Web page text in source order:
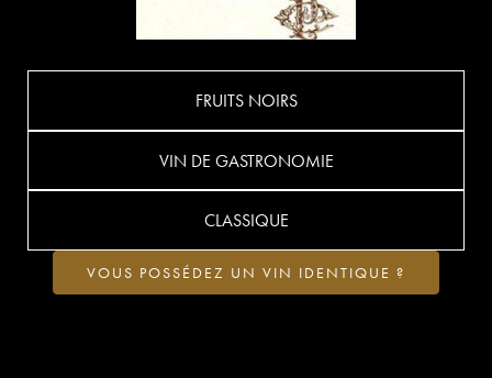
FRUITS NOIRS
VIN DE GASTRONOMIE
CLASSIQUE
VOUS POSSÉDEZ UN VIN IDENTIQUE ?